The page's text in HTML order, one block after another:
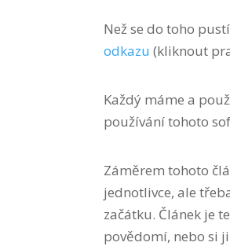
Než se do toho
odkazu (kliknout
Každý máme a
používání tohoto
Záměrem tohoto
jednotlivce, ale
začátku. Článek je
povědomí, nebo si